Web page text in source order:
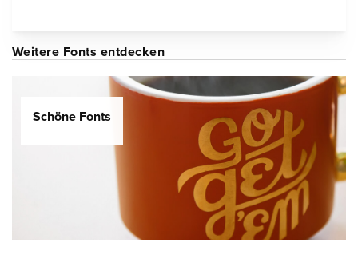
Weitere Fonts entdecken
Schöne Fonts